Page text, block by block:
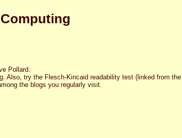
Pollard.
Also, try the Flesch-Kincaid readability test (linked from
the blogs you regularly visit.